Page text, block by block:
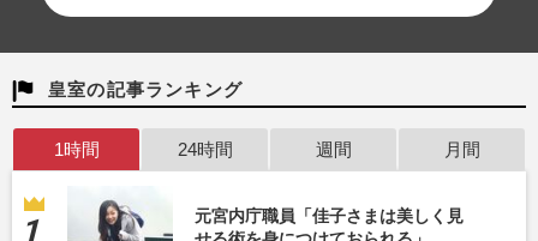
皇室の記事ランキング
1時間 24時間 週間 月間
元宮内庁職員「佳子さまは美しく見